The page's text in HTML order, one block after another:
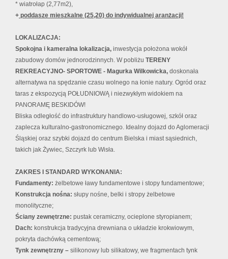
* wiatrołap (2,77m2),
+ poddasze mieszkalne (25,20) do indywidualnej aranżacji!
LOKALIZACJA:
Spokojna i kameralna lokalizacja, inwestycja położona wokół
zabudowy domów jednorodzinnych. W pobliżu TERENY
REKREACYJNO- SPORTOWE - Magurka Wilkowicka, doskonała
alternatywa na spędzanie czasu wolnego na łonie natury. Ogród oraz
taras z ekspozycją POŁUDNIOWĄ i niezwykłym widokiem na
PANORAMĘ BESKIDÓW!
Bliska odległość do infrastruktury handlowo-usługowej, szkół oraz
zaplecza kulturalno-gastronomicznego. Idealny dojazd do Aglomeracji
Śląskiej oraz szybki dojazd do centrum Bielska i miast sąsiednich,
takich jak Żywiec, Szczyrk lub Wisła.
ZAKRES I STANDARD WYKONANIA:
Fundamenty: żelbetowe ławy fundamentowe i stopy fundamentowe;
Konstrukcja nośna: słupy nośne, belki i stropy żelbetowe
monolityczne;
Ściany zewnętrzne: pustak ceramiczny, ocieplone styropianem;
Dach: konstrukcja tradycyjna drewniana o układzie krokwiowym,
pokryta dachówką cementową;
Tynk zewnętrzny – silikonowy lub silikatowy, we fragmentach tynk